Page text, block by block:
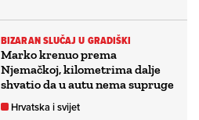
BIZARAN SLUČAJ U GRADIŠKI
Marko krenuo prema
Njemačkoj, kilometrima dalje
shvatio da u autu nema supruge
Hrvatska i svijet